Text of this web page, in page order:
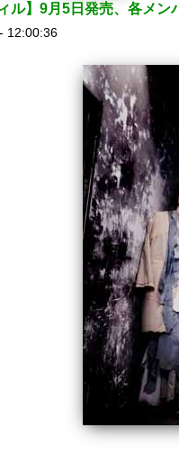
ル】9月5日発売、各メ
12:00:36